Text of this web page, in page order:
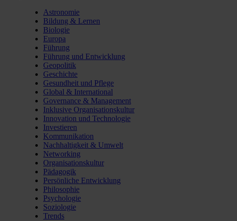
Astronomie
Bildung & Lernen
Biologie
Europa
Führung
Führung und Entwicklung
Geopolitik
Geschichte
Gesundheit und Pflege
Global & International
Governance & Management
Inklusive Organisationskultur
Innovation und Technologie
Investieren
Kommunikation
Nachhaltigkeit & Umwelt
Networking
Organisationskultur
Pädagogik
Persönliche Entwicklung
Philosophie
Psychologie
Soziologie
Trends